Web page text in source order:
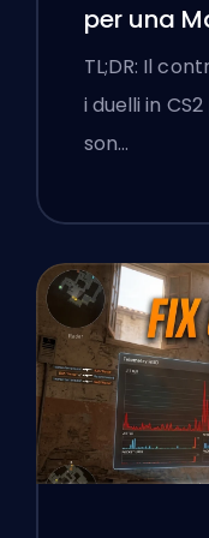
per una
TL;DR: Il
i duelli in
son…